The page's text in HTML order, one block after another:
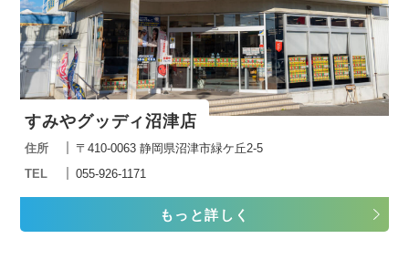
すみやグッディ沼津店
住所
〒410-0063 静岡県沼津市緑ケ丘2-5
TEL
055-926-1171
もっと詳しく